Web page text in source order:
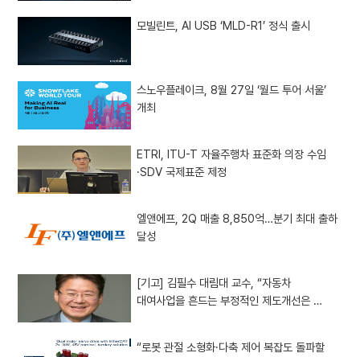
모빌린트, AI USB ‘MLD-R1’ 정식 출시
스노우플레이크, 8월 27일 ‘월드 투어 서울’
개최
ETRI, ITU-T 자율주행차 표준화 의장 수임
·SDV 국제표준 제정
엘앤에프, 2Q 매출 8,850억…분기 최대 출하
달성
[기고] 김필수 대림대 교수, “자동차
대여사업을 흔드는 부정적인 제도개선은 …
“로봇 관절 소형화·다축 제어 복잡도 돌파할